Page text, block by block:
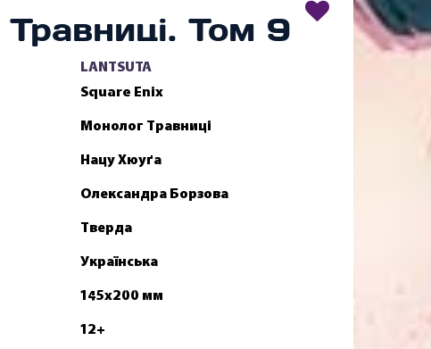
Том 9
LANTSUTA
Square Enix
Монолог Травниці
Нацу Хюуґа
Олександра Борзова
Тверда
Українська
145х200 мм
12+